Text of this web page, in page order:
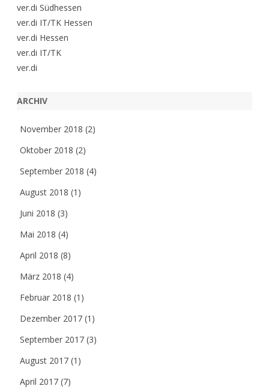
ver.di Südhessen
ver.di IT/TK Hessen
ver.di Hessen
ver.di IT/TK
ver.di
ARCHIV
November 2018 (2)
Oktober 2018 (2)
September 2018 (4)
August 2018 (1)
Juni 2018 (3)
Mai 2018 (4)
April 2018 (8)
März 2018 (4)
Februar 2018 (1)
Dezember 2017 (1)
September 2017 (3)
August 2017 (1)
April 2017 (7)